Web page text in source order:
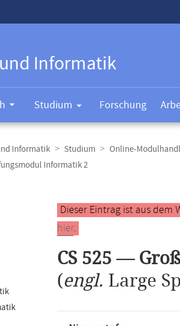
Informatik
Studium Forschung
Informatik Studium Online-
Informatik 2
Hauptinhalt
Dieser Eintrag ist aus dem
hier.
CS 525 —
(engl. Large